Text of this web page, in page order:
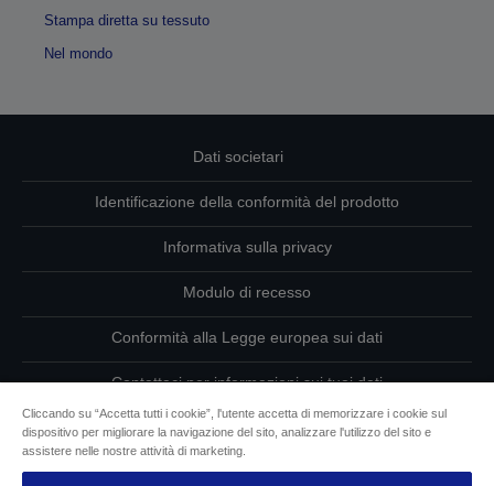
Stampa diretta su tessuto
Nel mondo
Dati societari
Identificazione della conformità del prodotto
Informativa sulla privacy
Modulo di recesso
Conformità alla Legge europea sui dati
Contattaci per informazioni sui tuoi dati
Informazioni sui cookie
L’impegno di Epson per l’accessibilità
Cliccando su “Accetta tutti i cookie”, l'utente accetta di memorizzare i cookie sul
dispositivo per migliorare la navigazione del sito, analizzare l'utilizzo del sito e
assistere nelle nostre attività di marketing.